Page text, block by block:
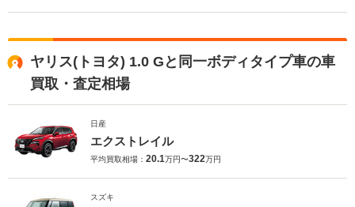
ヤリス(トヨタ) 1.0 Gと同一ボディタイプ車の車
買取・査定相場
日産
エクストレイル
平均買取相場： 20.1万円〜322万円
スズキ